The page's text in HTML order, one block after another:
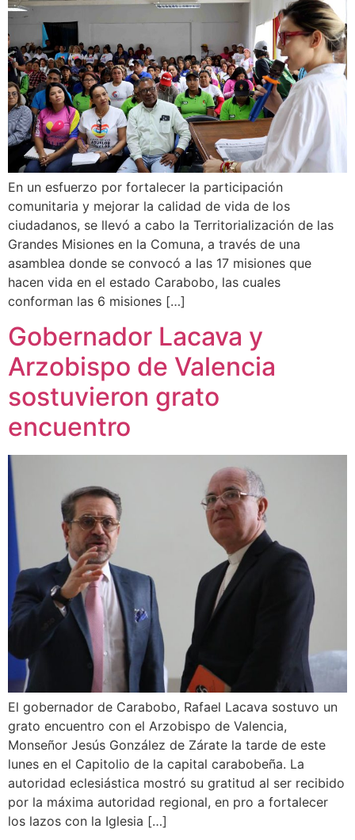
En un esfuerzo por fortalecer la participación
comunitaria y mejorar la calidad de vida de los
ciudadanos, se llevó a cabo la Territorialización de las
Grandes Misiones en la Comuna, a través de una
asamblea donde se convocó a las 17 misiones que
hacen vida en el estado Carabobo, las cuales
conforman las 6 misiones […]
Gobernador Lacava y
Arzobispo de Valencia
sostuvieron grato
encuentro
El gobernador de Carabobo, Rafael Lacava sostuvo un
grato encuentro con el Arzobispo de Valencia,
Monseñor Jesús González de Zárate la tarde de este
lunes en el Capitolio de la capital carabobeña. La
autoridad eclesiástica mostró su gratitud al ser recibido
por la máxima autoridad regional, en pro a fortalecer
los lazos con la Iglesia […]